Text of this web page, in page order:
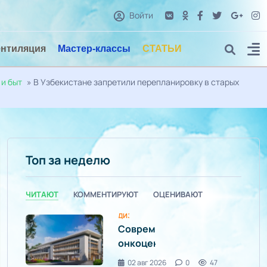
Войти
Мастер-классы СТАТЬИ
быт » В Узбекистане запретили перепланировку в старых
Топ за неделю
ЧИТАЮТ КОММЕНТИРУЮТ ОЦЕНИВАЮТ
ДИЗАЙН ИНТЕРЬЕРА / УЮТ И КОМФОРТ
Современный
онкоцентр
построят
02 авг 2026 0 47